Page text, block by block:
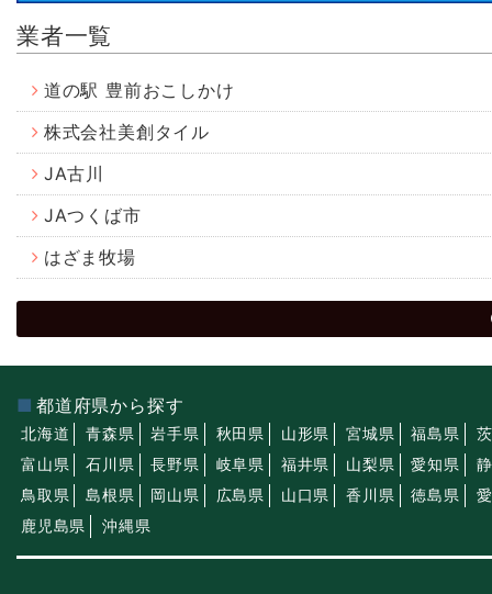
業者一覧
道の駅 豊前おこしかけ
株式会社美創タイル
JA古川
JAつくば市
はざま牧場
都道府県から探す
北海道 青森県 岩手県 秋田県 山形県 宮城県 福島県
富山県
石川県 長野県 岐阜県 福井県 山梨県 愛知県
鳥取県
島根県 岡山県 広島県 山口県 香川県 徳島県
鹿児島県
沖縄県